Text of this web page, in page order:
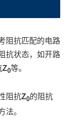
阻抗匹配的电路
抗状态，如开路
Z0等。
阻抗Z0的阻抗
法。